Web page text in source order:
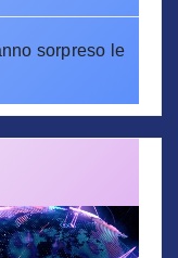
sorpreso le